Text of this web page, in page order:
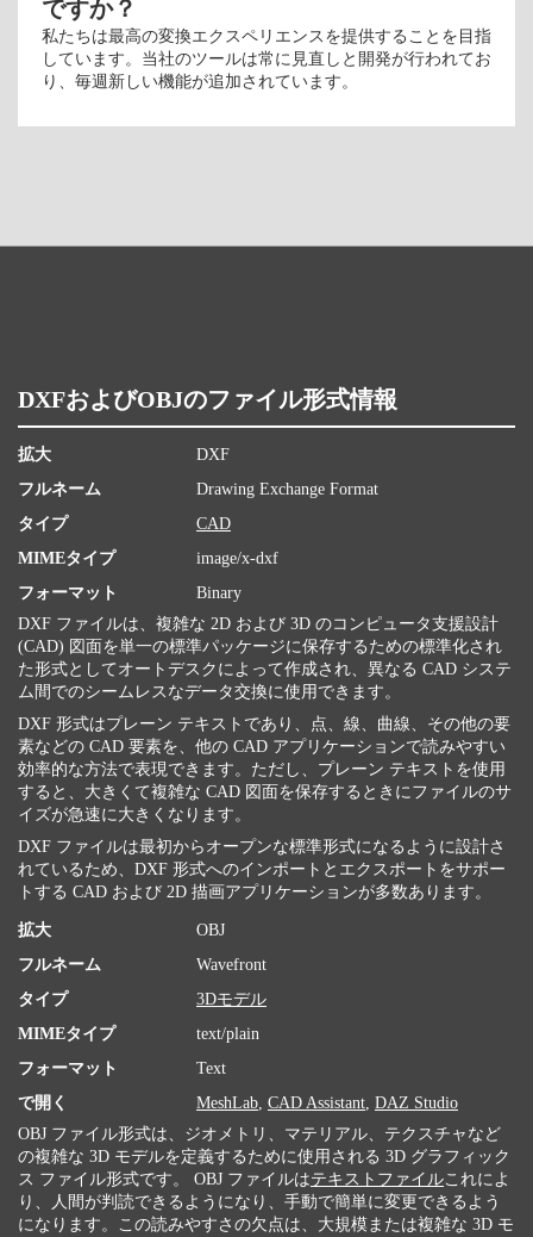
ですか？
私たちは最高の変換エクスペリエンスを提供することを目指
しています。当社のツールは常に見直しと開発が行われてお
り、毎週新しい機能が追加されています。
DXFおよびOBJのファイル形式情報
拡大
DXF
フルネーム
Drawing Exchange Format
タイプ
CAD
MIMEタイプ
image/x-dxf
フォーマット
Binary
DXF ファイルは、複雑な 2D および 3D のコンピュータ支援設計
(CAD) 図面を単一の標準パッケージに保存するための標準化され
た形式としてオートデスクによって作成され、異なる CAD システ
ム間でのシームレスなデータ交換に使用できます。
DXF 形式はプレーン テキストであり、点、線、曲線、その他の要
素などの CAD 要素を、他の CAD アプリケーションで読みやすい
効率的な方法で表現できます。ただし、プレーン テキストを使用
すると、大きくて複雑な CAD 図面を保存するときにファイルのサ
イズが急速に大きくなります。
DXF ファイルは最初からオープンな標準形式になるように設計さ
れているため、DXF 形式へのインポートとエクスポートをサポー
トする CAD および 2D 描画アプリケーションが多数あります。
拡大
OBJ
フルネーム
Wavefront
タイプ
3Dモデル
MIMEタイプ
text/plain
フォーマット
Text
で開く
MeshLab, CAD Assistant, DAZ Studio
OBJ ファイル形式は、ジオメトリ、マテリアル、テクスチャなど
の複雑な 3D モデルを定義するために使用される 3D グラフィック
ス ファイル形式です。 OBJ ファイルはテキストファイルこれによ
り、人間が判読できるようになり、手動で簡単に変更できるよう
になります。この読みやすさの欠点は、大規模または複雑な 3D モ